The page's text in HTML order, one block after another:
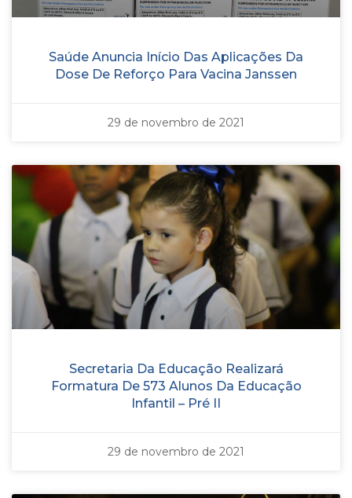
Saúde Anuncia Início Das Aplicações Da
Dose De Reforço Para Vacina Janssen
29 de novembro de 2021
Secretaria Da Educação Realizará
Formatura De 573 Alunos Da Educação
Infantil – Pré II
29 de novembro de 2021